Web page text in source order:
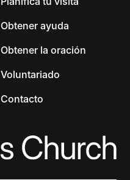
Obtener ayuda
Obtener la oración
Voluntariado
Contacto